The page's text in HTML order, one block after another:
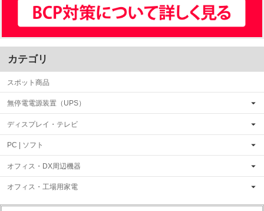
カテゴリ
スポット商品
無停電電源装置（UPS）
ディスプレイ・テレビ
PC | ソフト
オフィス・DX周辺機器
オフィス・工場用家電